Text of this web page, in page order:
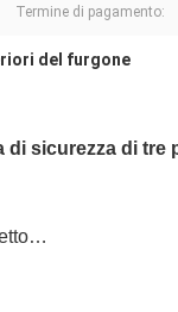
Termine di pagamento:
del furgone
sicurezza di tre